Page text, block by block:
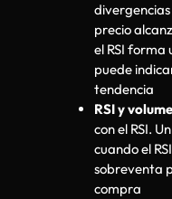
divergencias
precio
el RSI forma
puede
tendencia
RSI y
con el RSI.
cuando el
sobreventa
compra